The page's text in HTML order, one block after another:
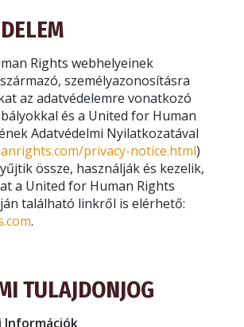
Rights webhelyeinek
személyazonosításra
az adatvédelemre vonatkozó
és a United for Human
Adatvédelmi Nyilatkozatával
privacy-notice.html)
össze, használják és kezelik,
a United for Human Rights
található linkről is elérhető:
.
TULAJDONJOG
Információk